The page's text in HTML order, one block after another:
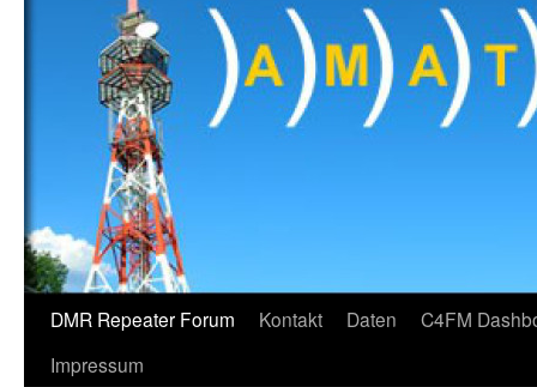
DMR Repeater Forum Kontakt Daten
C4FM
Impressum